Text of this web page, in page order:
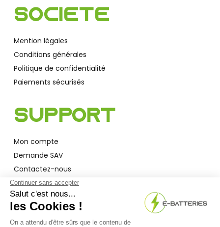
Société
Mention légales
Conditions générales
Politique de confidentialité
Paiements sécurisés
Support
Mon compte
Demande SAV
Contactez-nous
Garantie
A Propos